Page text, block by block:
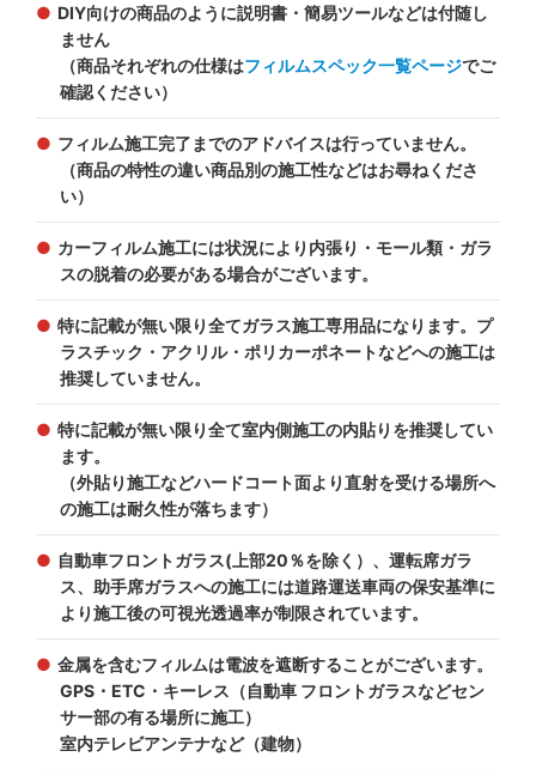
DIY向けの商品のように説明書・簡易ツールなどは付随し
ません
（商品それぞれの仕様はフィルムスペック一覧ページでご
確認ください）
フィルム施工完了までのアドバイスは行っていません。
（商品の特性の違い商品別の施工性などはお尋ねくださ
い）
カーフィルム施工には状況により内張り・モール類・ガラ
スの脱着の必要がある場合がございます。
特に記載が無い限り全てガラス施工専用品になります。プ
ラスチック・アクリル・ポリカーポネートなどへの施工は
推奨していません。
特に記載が無い限り全て室内側施工の内貼りを推奨してい
ます。
（外貼り施工などハードコート面より直射を受ける場所へ
の施工は耐久性が落ちます）
自動車フロントガラス(上部20％を除く）、運転席ガラ
ス、助手席ガラスへの施工には道路運送車両の保安基準に
より施工後の可視光透過率が制限されています。
金属を含むフィルムは電波を遮断することがございます。
GPS・ETC・キーレス（自動車 フロントガラスなどセン
サー部の有る場所に施工）
室内テレビアンテナなど（建物）